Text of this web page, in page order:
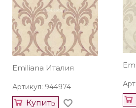
Emiliana Италия
Артикул: 944974
Купить